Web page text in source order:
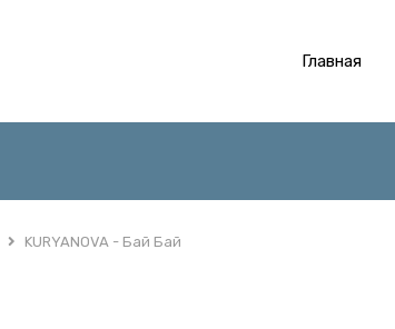
Главная
KURYANOVA - Бай Бай